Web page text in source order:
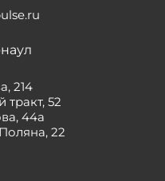
214
тракт, 52
44а
22